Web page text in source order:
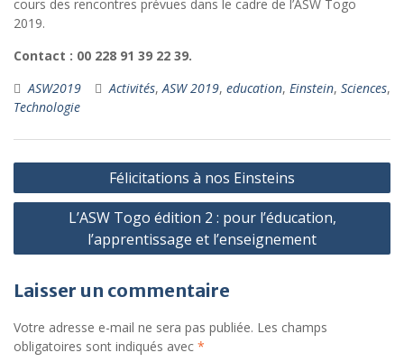
cours des rencontres prévues dans le cadre de l’ASW Togo
2019.
Contact : 00 228 91 39 22 39.
ASW2019
Activités,ASW 2019, education, Einstein, Sciences,
Technologie
Navigation
de
l’article
Félicitations à nos Einsteins
L’ASW Togo édition 2 : pour l’éducation,
l’apprentissage et l’enseignement
Laisser un commentaire
Votre adresse e-mail ne sera pas publiée. Les champs
obligatoires sont indiqués avec *